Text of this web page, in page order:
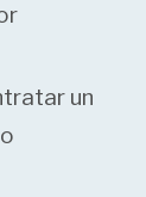
un